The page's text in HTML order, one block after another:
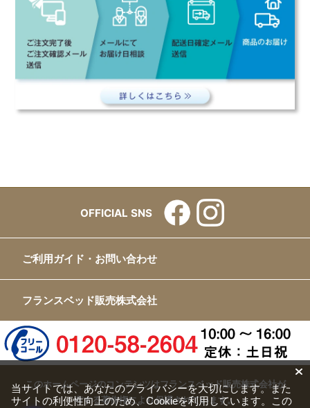
OFFICIAL SNS
ご利用ガイド・お問い合わせ
フランスベッド販売株式会社
このホームページのコンテンツはフランスベッド販売株式会社が
有する著作権により保護されています。
当サイトでは、あなたのプライバシーを大切にします。また
サイトの利便性向上のため、Cookieを利用しています。この